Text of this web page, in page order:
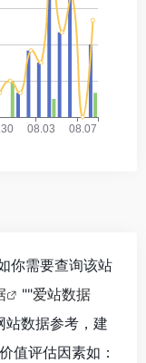
你需要查询该站
""爱站数据
站数据参考，建
值评估因素如：